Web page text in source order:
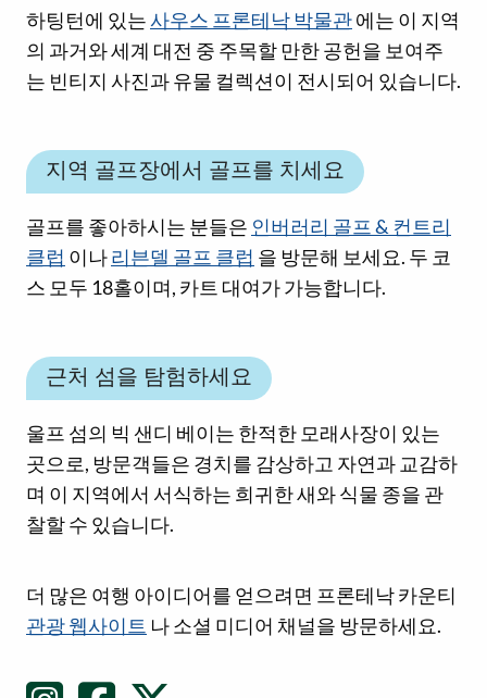
하팅턴에 있는사우스 프론테낙 박물관에는 이 지역
의 과거와 세계 대전 중 주목할 만한 공헌을 보여주
는 빈티지 사진과 유물 컬렉션이 전시되어 있습니다.
지역 골프장에서 골프를 치세요
골프를 좋아하시는 분들은 인버러리 골프 & 컨트리
클럽 이나리븐델 골프 클럽 을 방문해 보세요. 두 코
스 모두 18홀이며, 카트 대여가 가능합니다.
근처 섬을 탐험하세요
울프 섬의 빅 샌디 베이는 한적한 모래사장이 있는
곳으로, 방문객들은 경치를 감상하고 자연과 교감하
며 이 지역에서 서식하는 희귀한 새와 식물 종을 관
찰할 수 있습니다.
소셜 미디어 링크
더 많은 여행 아이디어를 얻으려면 프론테낙 카운티
관광 웹사이트 나 소셜 미디어 채널을 방문하세요.